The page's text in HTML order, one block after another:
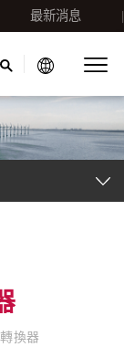
最新消息
換器